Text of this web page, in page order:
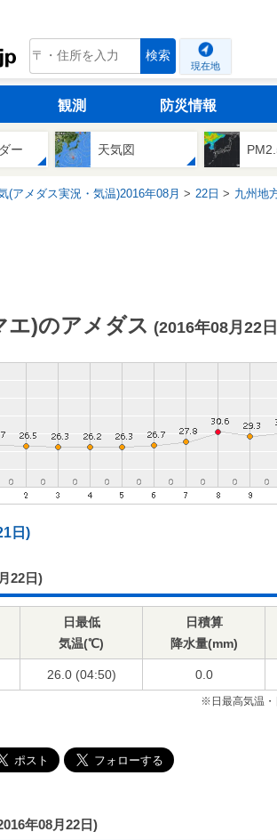
tenki.jp 検索
現在地
観測 防災情報
ー 天気図
(アメダス実況・気温)2016年08月 22日 九州地
エ)のアメダス (2016年08月22
日)
22日)
日最低
気温(℃)
日積算
降水量(mm)
26.0 (04:50) 0.0
※日最高気温・
年08月22日)